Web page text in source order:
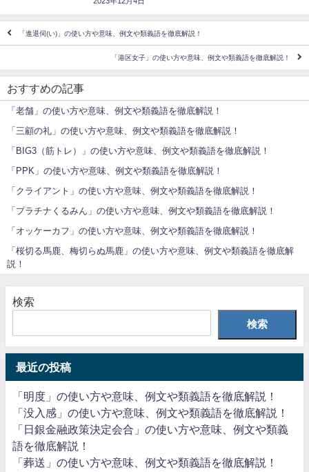
「進退伺(い)」の使い方や意味、例文や類義語を徹底解説！
「港区女子」の使い方や意味、例文や類義語を徹底解説！
おすすめの記事
「老舗」の使い方や意味、例文や類義語を徹底解説！
「三顧の礼」の使い方や意味、例文や類義語を徹底解説！
「BIG3（筋トレ）」の使い方や意味、例文や類義語を徹底解説！
「PPK」の使い方や意味、例文や類義語を徹底解説！
「クライアント」の使い方や意味、例文や類義語を徹底解説！
「プラチナくるみん」の使い方や意味、例文や類義語を徹底解説！
「オッケーカフ」の使い方や意味、例文や類義語を徹底解説！
「桜切る馬鹿、梅切らぬ馬鹿」の使い方や意味、例文や類義語を徹底解
説！
検索
検索
最近の投稿
「明度」の使い方や意味、例文や類義語を徹底解説！
「没入感」の使い方や意味、例文や類義語を徹底解説！
「日銀金融政策決定会合」の使い方や意味、例文や類義
語を徹底解説！
「葬送」の使い方や意味、例文や類義語を徹底解説！